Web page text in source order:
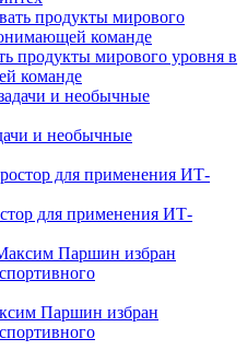
продукты мирового уровня в
команде
и необычные
для применения ИТ-
Паршин избран